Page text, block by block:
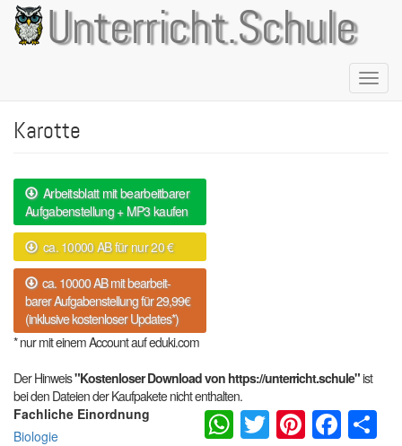
Direkt
zum
Inhalt
Unterricht.Schule
Karotte
Arbeitsblatt mit bearbeitbarer
Aufgabenstellung + MP3 kaufen
ca. 10000 AB für nur 20 €
ca. 10000 AB mit bearbeit-
barer Aufgabenstellung für 29,99€
(inklusive kostenloser Updates*)
* nur mit einem Account auf eduki.com
Der Hinweis"Kostenloser Download von https://unterricht.schule"ist
bei den Dateien der Kaufpakete nicht enthalten.
Fachliche Einordnung
Biologie
WhatsApp
Twitter